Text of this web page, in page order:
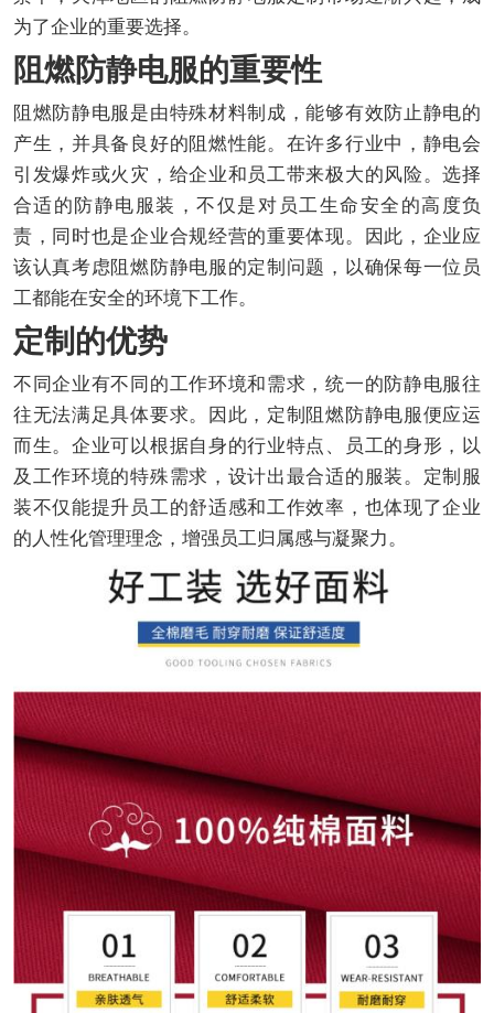
为了企业的重要选择。
阻燃防静电服的重要性
阻燃防静电服是由特殊材料制成，能够有效防止静电的
产生，并具备良好的阻燃性能。在许多行业中，静电会
引发爆炸或火灾，给企业和员工带来极大的风险。选择
合适的防静电服装，不仅是对员工生命安全的高度负
责，同时也是企业合规经营的重要体现。因此，企业应
该认真考虑阻燃防静电服的定制问题，以确保每一位员
工都能在安全的环境下工作。
定制的优势
不同企业有不同的工作环境和需求，统一的防静电服往
往无法满足具体要求。因此，定制阻燃防静电服便应运
而生。企业可以根据自身的行业特点、员工的身形，以
及工作环境的特殊需求，设计出最合适的服装。定制服
装不仅能提升员工的舒适感和工作效率，也体现了企业
的人性化管理理念，增强员工归属感与凝聚力。